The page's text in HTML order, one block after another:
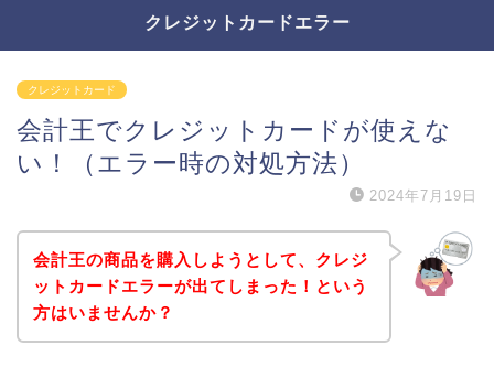
クレジットカードエラー
クレジットカード
会計王でクレジットカードが使えな
い！（エラー時の対処方法）
2024年7月19日
会計王の商品を購入しようとして、クレジ
ットカードエラーが出てしまった！という
方はいませんか？